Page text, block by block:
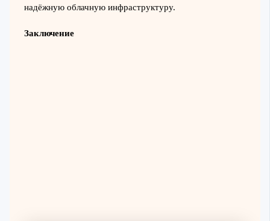
надёжную облачную инфраструктуру.
Заключение